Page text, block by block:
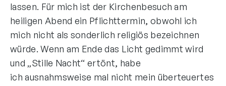
lassen. Für mich ist der Kirchenbesuch am
heiligen Abend ein Pflichttermin, obwohl ich
mich nicht als sonderlich religiös bezeichnen
würde. Wenn am Ende das Licht gedimmt wird
und „Stille Nacht“ ertönt, habe
ich ausnahmsweise mal nicht mein überteuertes